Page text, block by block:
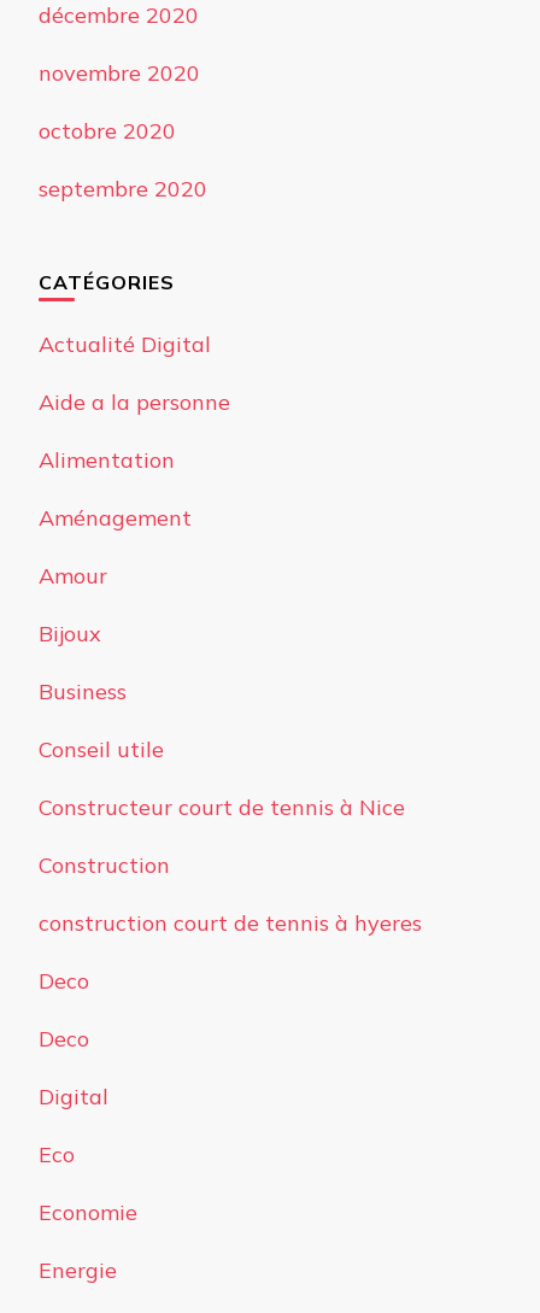
décembre 2020
novembre 2020
octobre 2020
septembre 2020
CATÉGORIES
Actualité Digital
Aide a la personne
Alimentation
Aménagement
Amour
Bijoux
Business
Conseil utile
Constructeur court de tennis à Nice
Construction
construction court de tennis à hyeres
Deco
Deco
Digital
Eco
Economie
Energie